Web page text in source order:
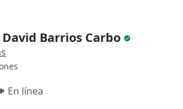
Barrios Carbo
En línea